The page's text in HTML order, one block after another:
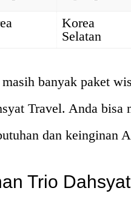
Korea
Selatan
banyak paket
Travel. Anda bisa
dan keinginan
Trio